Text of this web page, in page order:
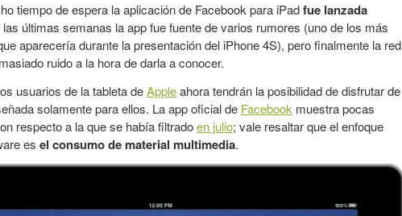
tiempo de espera la aplicación de Facebook para iPadfue lanzada
las últimas semanas la app fue fuente de varios rumores (uno de los más
aparecería durante la presentación del iPhone 4S), pero finalmente la red
ruido a la hora de darla a conocer.
usuarios de la tableta deAppleahora tendrán la posibilidad de disfrutar de
solamente para ellos. La app oficial de Facebook muestra pocas
respecto a la que se había filtradoen julio; vale resaltar que el enfoque
es el consumo de material multimedia.